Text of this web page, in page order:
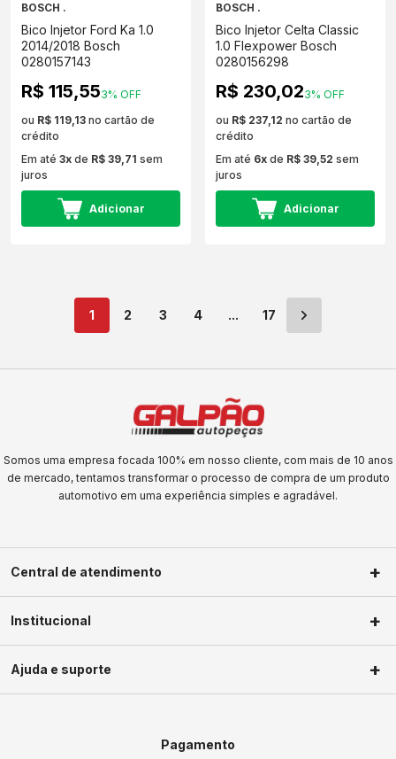
BOSCH .
Bico Injetor Ford Ka 1.0
2014/2018 Bosch
0280157143
R$ 115,553% OFF
ou R$ 119,13 no cartão de
crédito
Em até 3x de R$ 39,71 sem
juros
Adicionar
BOSCH .
Bico Injetor Celta Classic
1.0 Flexpower Bosch
0280156298
R$ 230,023% OFF
ou R$ 237,12 no cartão de
crédito
Em até 6x de R$ 39,52 sem
juros
Adicionar
1 2 3 4 ... 17
Somos uma empresa focada 100% em nosso cliente, com mais de 10 anos
de mercado, tentamos transformar o processo de compra de um produto
automotivo em uma experiência simples e agradável.
Central de atendimento
Segunda a Sexta-Feira das 09h às
Institucional
Privacidade
Ajuda e suporte
Pagamento